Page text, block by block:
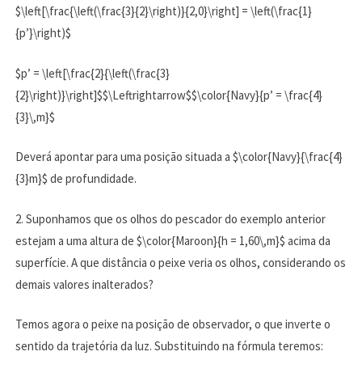
$\left[\frac{\left(\frac{3}{2}\right)}{2,0}\right] = \left(\frac{1}
{p’}\right)$
$p’ = \left[\frac{2}{\left(\frac{3}
{2}\right)}\right]$$\Leftrightarrow$$\color{Navy}{p’ = \frac{4}
{3}\,m}$
Deverá apontar para uma posição situada a $\color{Navy}{\frac{4}
{3}m}$ de profundidade.
2. Suponhamos que os olhos do pescador do exemplo anterior
estejam a uma altura de $\color{Maroon}{h = 1,60\,m}$ acima da
superfície. A que distância o peixe veria os olhos, considerando os
demais valores inalterados?
Temos agora o peixe na posição de observador, o que inverte o
sentido da trajetória da luz. Substituindo na fórmula teremos: